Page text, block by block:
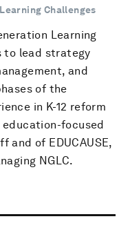
Challenges
Learning
to lead strategy
and
of the
in K-12 reform
focused
and of EDUCAUSE,
NGLC.